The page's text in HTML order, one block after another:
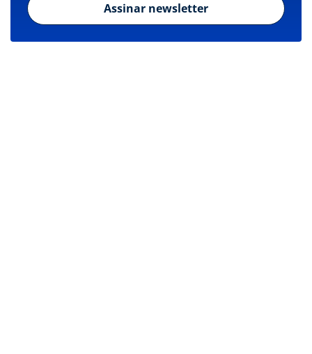
Assinar newsletter